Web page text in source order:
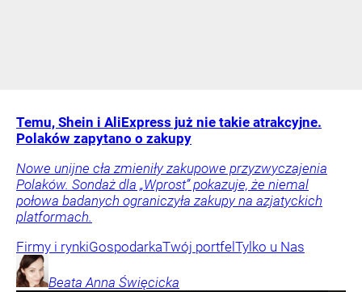
Temu, Shein i AliExpress już nie takie atrakcyjne.
Polaków zapytano o zakupy
Nowe unijne cła zmieniły zakupowe przyzwyczajenia
Polaków. Sondaż dla „Wprost” pokazuje, że niemal
połowa badanych ograniczyła zakupy na azjatyckich
platformach.
Firmy i rynkiGospodarkaTwój portfel Tylko u Nas
Beata Anna Święcicka